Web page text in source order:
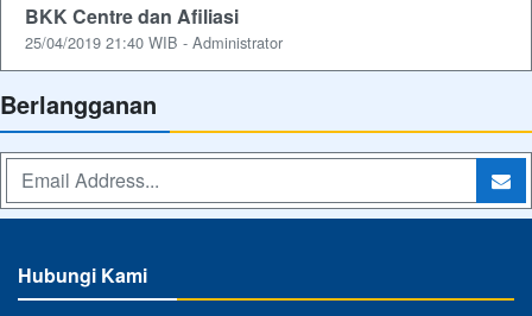
BKK Centre dan Afiliasi
25/04/2019 21:40 WIB - Administrator
Berlangganan
Hubungi Kami